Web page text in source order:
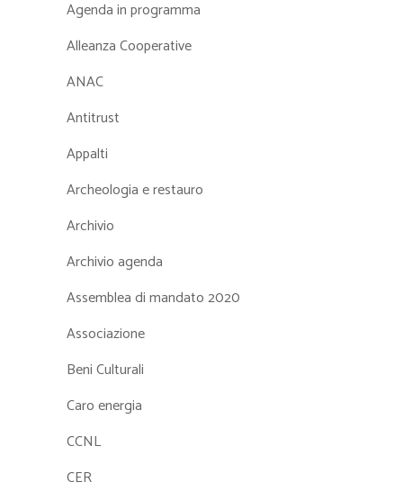
Agenda in programma
Alleanza Cooperative
ANAC
Antitrust
Appalti
Archeologia e restauro
Archivio
Archivio agenda
Assemblea di mandato 2020
Associazione
Beni Culturali
Caro energia
CCNL
CER